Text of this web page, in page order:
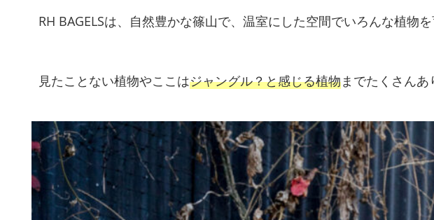
RH BAGELSは、自然豊かな篠山で、温室にした空間でいろんな植物を
見たことない植物やここはジャングル？と感じる植物までたくさん